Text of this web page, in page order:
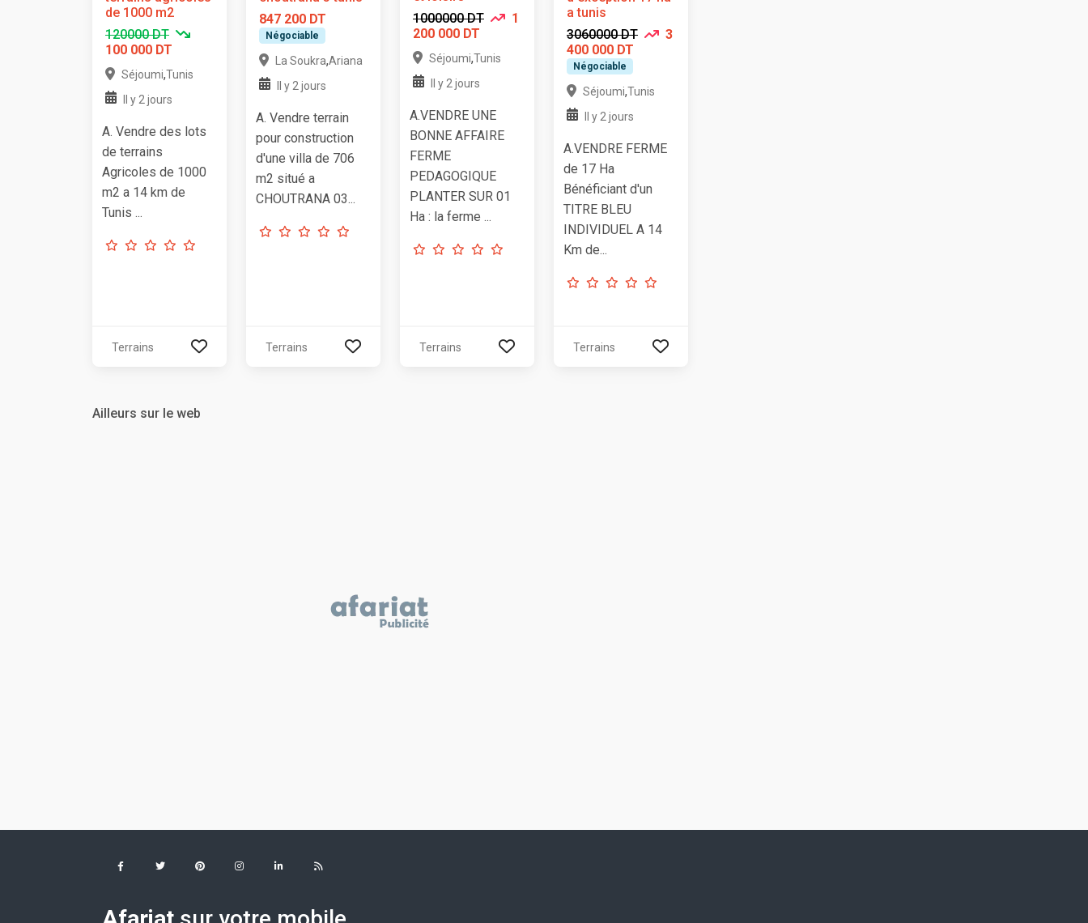
de 1000 m2
120000 DT
100 000 DT
Séjoumi,Tunis
Il y 2 jours
A. Vendre des lots
de terrains
Agricoles de 1000
m2 a 14 km de
Tunis ...
Terrains
847 200 DT
Négociable
La Soukra,Ariana
Il y 2 jours
A. Vendre terrain
pour construction
d'une villa de 706
m2 situé a
CHOUTRANA 03...
Terrains
1000000 DT
1
200 000 DT
Séjoumi,Tunis
Il y 2 jours
A.VENDRE UNE
BONNE AFFAIRE
FERME
PEDAGOGIQUE
PLANTER SUR 01
Ha : la ferme ...
Terrains
a tunis
3060000 DT
3
400 000 DT
Négociable
Séjoumi,Tunis
Il y 2 jours
A.VENDRE FERME
de 17 Ha
Bénéficiant d'un
TITRE BLEU
INDIVIDUEL A 14
Km de...
Terrains
Ailleurs sur le web